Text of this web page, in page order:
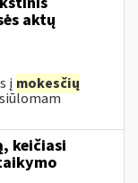
aktų
į mokesčių
keičiasi